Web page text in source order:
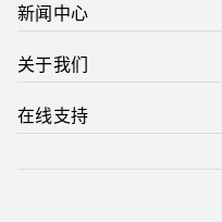
新闻中心
关于我们
在线支持